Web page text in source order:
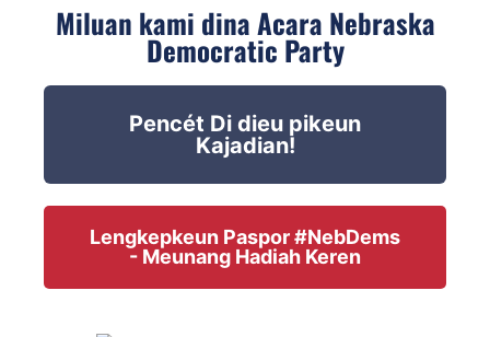
Miluan kami dina Acara Nebraska
Democratic Party
Pencét Di dieu pikeun
Kajadian!
Lengkepkeun Paspor #NebDems
- Meunang Hadiah Keren